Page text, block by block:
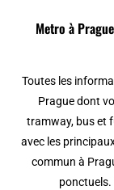
Metro à
Toutes les
Prague dont
tramway, bus et
avec les
commun à
ponctuels.